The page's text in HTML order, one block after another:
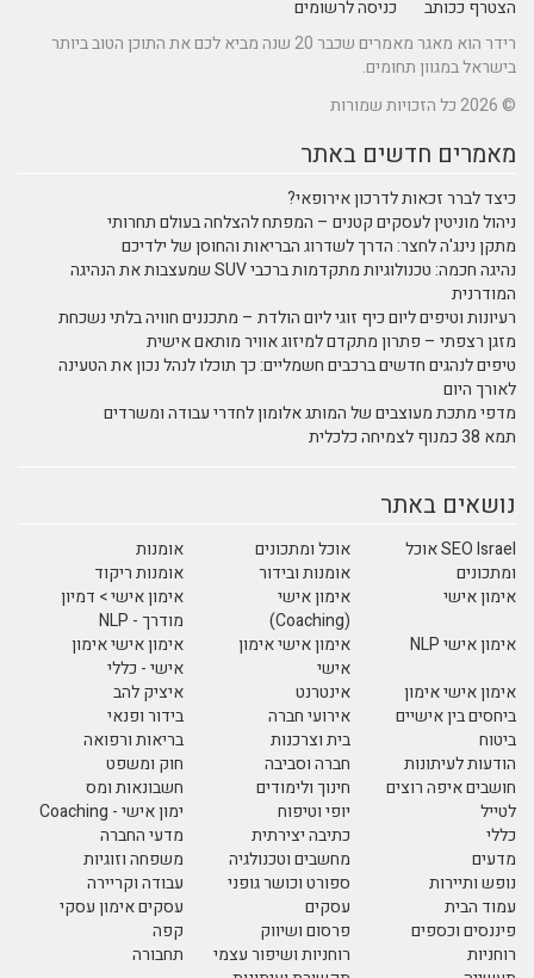
הצטרף ככותב
כניסה לרשומים
רידר הוא מאגר מאמרים שכבר 20 שנה מביא לכם את התוכן הטוב ביותר
בישראל במגוון תחומים.
© 2026 כל הזכויות שמורות
מאמרים חדשים באתר
כיצד לברר זכאות לדרכון אירופאי?
ניהול מוניטין לעסקים קטנים – המפתח להצלחה בעולם תחרותי
מתקן נינג'ה לחצר: הדרך לשדרוג הבריאות והחוסן של ילדיכם
נהיגה חכמה: טכנולוגיות מתקדמות ברכבי SUV שמעצבות את הנהיגה
המודרנית
רעיונות וטיפים ליום כיף זוגי ליום הולדת – מתכננים חוויה בלתי נשכחת
מזגן רצפתי – פתרון מתקדם למיזוג אוויר מותאם אישית
טיפים לנהגים חדשים ברכבים חשמליים: כך תוכלו לנהל נכון את הטעינה
לאורך היום
מדפי מתכת מעוצבים של המותג אלומון לחדרי עבודה ומשרדים
תמא 38 כמנוף לצמיחה כלכלית
נושאים באתר
SEO Israel אוכל
ומתכונים
אוכל ומתכונים
אומנות
אומנות ובידור
אומנות ריקוד
אימון אישי
אימון אישי
(Coaching)
אימון אישי > דמיון
מודרך - NLP
אימון אישי NLP
אימון אישי אימון
אישי
אימון אישי אימון
אישי - כללי
אימון אישי אימון
ביחסים בין אישיים
אינטרנט
איציק להב
אירועי חברה
בידור ופנאי
ביטוח
בית וצרכנות
בריאות ורפואה
הודעות לעיתונות
חברה וסביבה
חוק ומשפט
חושבים איפה רוצים
לטייל
חינוך ולימודים
חשבונאות ומס
יופי וטיפוח
ימון אישי - Coaching
כללי
כתיבה יצירתית
מדעי החברה
מדעים
מחשבים וטכנולגיה
משפחה וזוגיות
נופש ותיירות
ספורט וכושר גופני
עבודה וקריירה
עמוד הבית
עסקים
עסקים אימון עסקי
פיננסים וכספים
פרסום ושיווק
קפה
רוחניות
רוחניות ושיפור עצמי
תחבורה